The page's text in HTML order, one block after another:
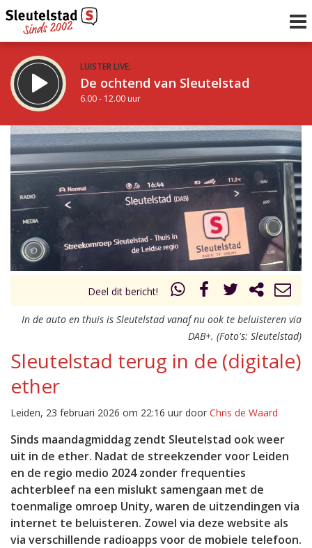
LUISTER LIVE:
De ochtend van Sleutelstad
6.00 - 12.00 uur
STRAKS:
De middag van Sleutelstad
12.00 - 18.00 uur
Vorig uur
uur 1 van 0 Volgend uur
Deel dit bericht!
In de auto en thuis is Sleutelstad vanaf nu ook te beluisteren via
DAB+. (Foto's: Sleutelstad)
Sleutelstad terug in de (digitale)
ether
Leiden, 23 februari 2026 om 22:16 uur door Chris de Waard
Sinds maandagmiddag zendt Sleutelstad ook weer
uit in de ether. Nadat de streekzender voor Leiden
en de regio medio 2024 zonder frequenties
achterbleef na een mislukt samengaan met de
toenmalige omroep Unity, waren de uitzendingen via
internet te beluisteren. Zowel via deze website als
via verschillende radioapps voor de mobiele telefoon.